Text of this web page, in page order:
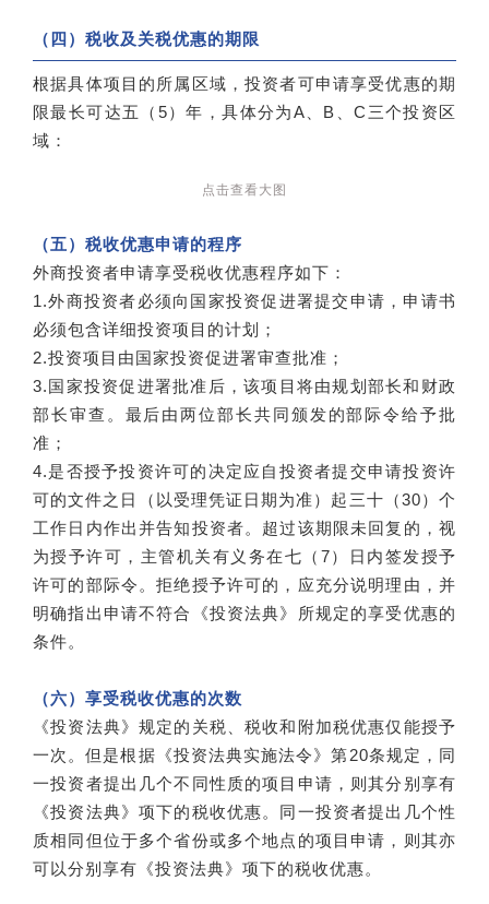
（四）税收及关税优惠的期限
根据具体项目的所属区域，投资者可申请享受优惠的期
限最长可达五（5）年，具体分为A、B、C三个投资区
域：
点击查看大图
（五）税收优惠申请的程序
外商投资者申请享受税收优惠程序如下：
1.外商投资者必须向国家投资促进署提交申请，申请书
必须包含详细投资项目的计划；
2.投资项目由国家投资促进署审查批准；
3.国家投资促进署批准后，该项目将由规划部长和财政
部长审查。最后由两位部长共同颁发的部际令给予批
准；
4.是否授予投资许可的决定应自投资者提交申请投资许
可的文件之日（以受理凭证日期为准）起三十（30）个
工作日内作出并告知投资者。超过该期限未回复的，视
为授予许可，主管机关有义务在七（7）日内签发授予
许可的部际令。拒绝授予许可的，应充分说明理由，并
明确指出申请不符合《投资法典》所规定的享受优惠的
条件。
（六）享受税收优惠的次数
《投资法典》规定的关税、税收和附加税优惠仅能授予
一次。但是根据《投资法典实施法令》第20条规定，同
一投资者提出几个不同性质的项目申请，则其分别享有
《投资法典》项下的税收优惠。同一投资者提出几个性
质相同但位于多个省份或多个地点的项目申请，则其亦
可以分别享有《投资法典》项下的税收优惠。